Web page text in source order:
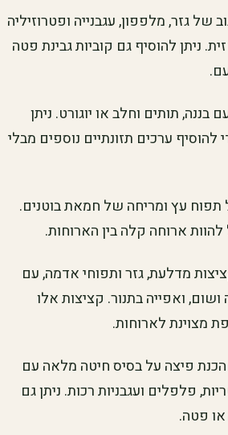
של גזר, מלפפון, עגבנייה ופטרוזיליה
ניתן להוסיף גם קוביות גבינת פטה
בננה, תותים וחלב או יוגורט. ניתן
להוסיף ערכים תזונתיים נוספים מבלי
תפוח עץ ומריחה של חמאת בוטנים.
להוות ארוחה קלה בין הארוחות.
מדלעת, גזר ותפוחי אדמה, עם
ואפייה בתנור. קציצות אלו
מצוינת לארוחות.
פיצה על בסיס חיטה מלאה עם
פלפלים ועגבניות רכות. ניתן גם
או פטה.